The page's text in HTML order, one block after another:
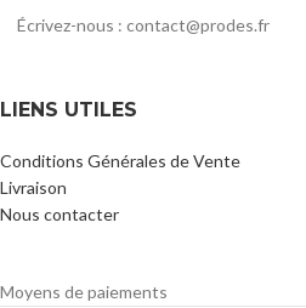
Écrivez-nous : contact@prodes.fr
LIENS UTILES
Conditions Générales de Vente
Livraison
Nous contacter
Moyens de paiements